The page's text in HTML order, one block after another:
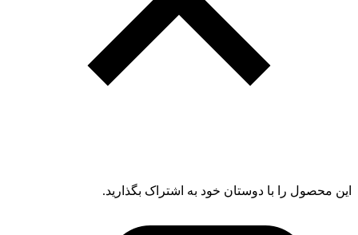
این محصول را با دوستان خود به اشتراک بگذارید.